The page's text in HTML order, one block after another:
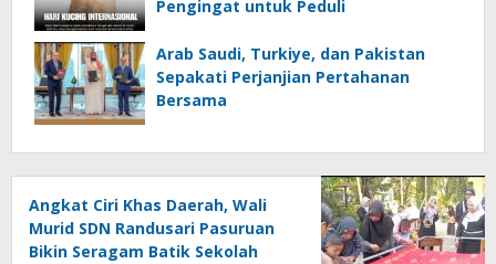
Pengingat untuk Peduli
Arab Saudi, Turkiye, dan Pakistan
Sepakati Perjanjian Pertahanan
Bersama
Angkat Ciri Khas Daerah, Wali
Murid SDN Randusari Pasuruan
Bikin Seragam Batik Sekolah